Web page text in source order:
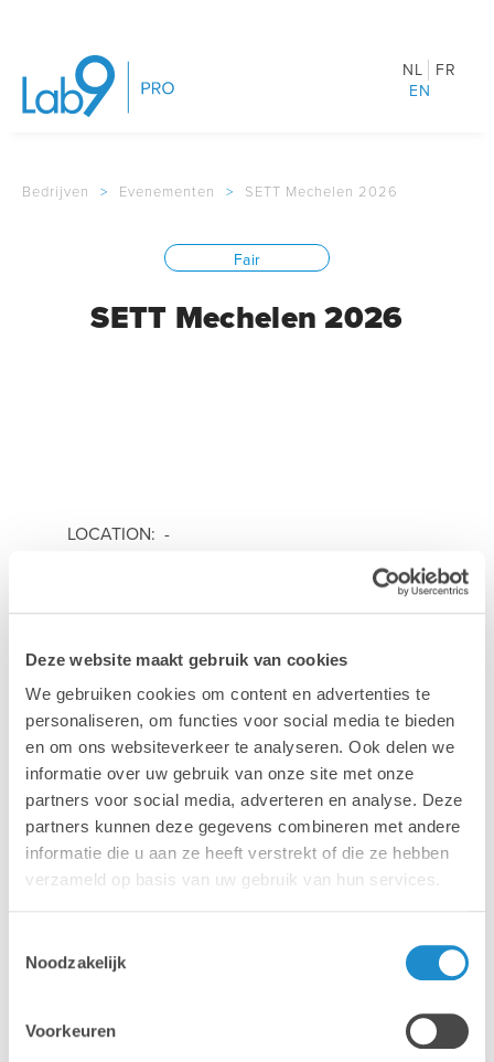
Deze website maakt gebruik van cookies
We gebruiken cookies om content en advertenties te
personaliseren, om functies voor social media te bieden
en om ons websiteverkeer te analyseren. Ook delen we
informatie over uw gebruik van onze site met onze
partners voor social media, adverteren en analyse. Deze
partners kunnen deze gegevens combineren met andere
informatie die u aan ze heeft verstrekt of die ze hebben
verzameld op basis van uw gebruik van hun services.
Noodzakelijk
Voorkeuren
NL
FR
EN
Bedrijven > Evenementen > SETT Mechelen 2026
Fair
SETT Mechelen 2026
LOCATION: -
TICKETS:Order your tickets
PRICE: Gratis